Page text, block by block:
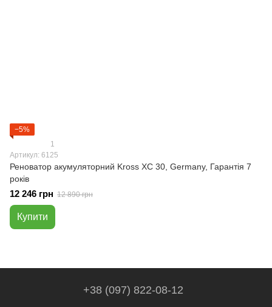
−5%
1
Артикул: 6125
Реноватор акумуляторний Kross XC 30, Germany, Гарантія 7
років
12 246 грн 12 890 грн
Купити
+38 (097) 822-08-12